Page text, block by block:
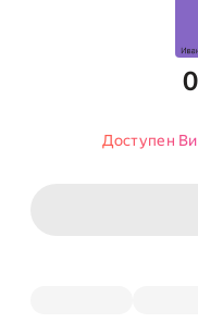
Доступен